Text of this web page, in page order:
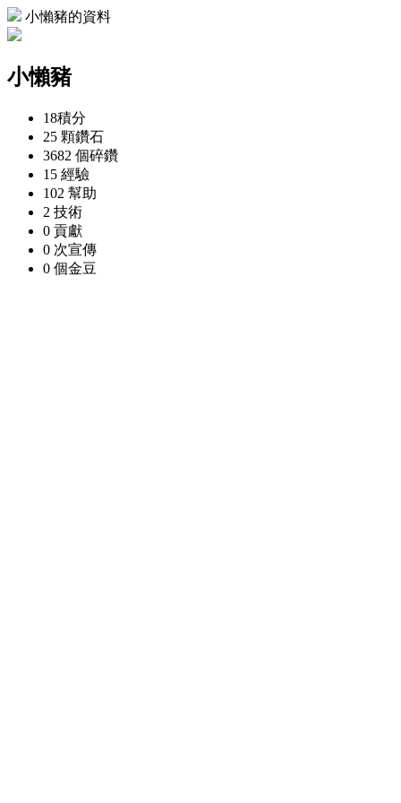
小懶豬的資料
小懶豬
18積分
25 顆鑽石
3682 個碎鑽
15 經驗
102 幫助
2 技術
0 貢獻
0 次宣傳
0 個金豆